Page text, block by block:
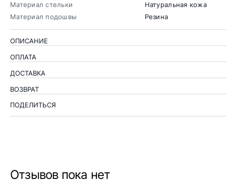
Материал стельки
Натуральная кожа
Материал подошвы
Резина
ОПИСАНИЕ
ОПЛАТА
ДОСТАВКА
ВОЗВРАТ
ПОДЕЛИТЬСЯ
Отзывов пока нет